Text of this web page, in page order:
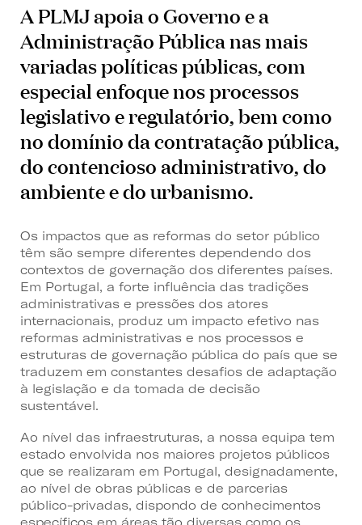
A PLMJ apoia o Governo e a
Administração Pública nas mais
variadas políticas públicas, com
especial enfoque nos processos
legislativo e regulatório, bem como
no domínio da contratação pública,
do contencioso administrativo, do
ambiente e do urbanismo.
Os impactos que as reformas do setor público
têm são sempre diferentes dependendo dos
contextos de governação dos diferentes países.
Em Portugal, a forte influência das tradições
administrativas e pressões dos atores
internacionais, produz um impacto efetivo nas
reformas administrativas e nos processos e
estruturas de governação pública do país que se
traduzem em constantes desafios de adaptação
à legislação e da tomada de decisão
sustentável.
Ao nível das infraestruturas, a nossa equipa tem
estado envolvida nos maiores projetos públicos
que se realizaram em Portugal, designadamente,
ao nível de obras públicas e de parcerias
público-privadas, dispondo de conhecimentos